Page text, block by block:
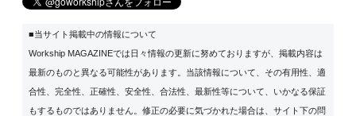
■当サイト掲載中の情報について
Workship MAGAZINEでは日々情報の更新に努めておりますが、掲載内容は
最新のものと異なる可能性があります。当該情報について、その有用性、適
合性、完全性、正確性、安全性、合法性、最新性等について、いかなる保証
もするものではありません。修正の必要に気づかれた場合は、サイト下の問